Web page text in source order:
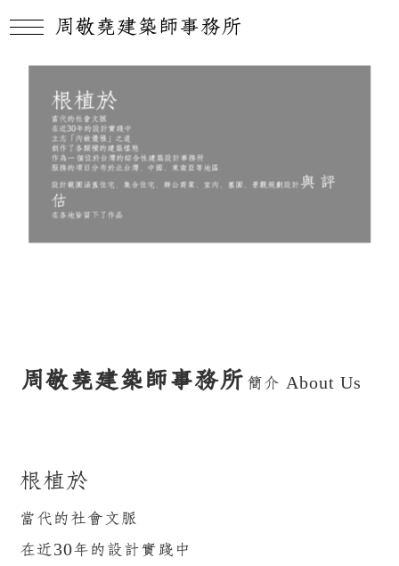
根植於
當代的社會文脈
在近30年的設計實踐中
立志「內斂優雅」之道
創作了各類種的建築樣態
作為一個位於台灣的綜合性建築設計事務所
服務的項目分布於北台灣、中國、東南亞等地區
設計範圍涵蓋住宅、集合住宅、辦公商業、室內、墓園、景觀規劃設計 與評
估
在各地皆留下了作品
周敬堯建築師事務所 簡介 About Us
根植於
當代的社會文脈
在近30年的設計實踐中
周敬堯建築師事務所